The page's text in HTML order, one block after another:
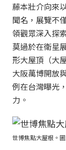
藤本壯介向來
聞名，展覽不
領觀眾深入探
莫過於在衛星
形大屋頂（大
大阪萬博開放
例在台灣曝光
力。
世博焦點大屋根。